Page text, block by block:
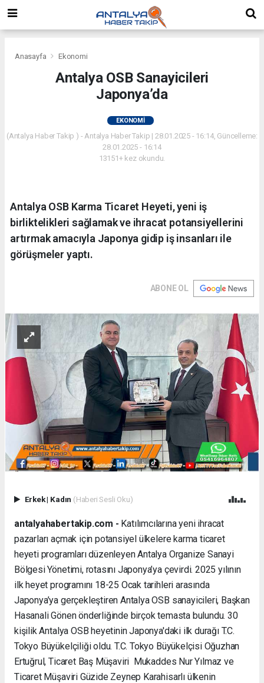
Anasayfa Ekonomi
Antalya OSB Sanayicileri
Japonya’da
EKONOMI
(Antalya Haber Takip ) - Antalya Haber Takip | 28.01.2025 - 16:14, Güncelleme:
28.01.2025 - 16:14
13151+ kez okundu.
Antalya OSB Karma Ticaret Heyeti, yeni iş
birliktelikleri sağlamak ve ihracat potansiyellerini
artırmak amacıyla Japonya gidip iş insanları ile
görüşmeler yaptı.
ABONE OL
Erkek| Kadın (Haberi Sesli Oku)
antalyahabertakip.com - Katılımcılarına yeni ihracat
pazarları açmak için potansiyel ülkelere karma ticaret
heyeti programları düzenleyen Antalya Organize Sanayi
Bölgesi Yönetimi, rotasını Japonya’ya çevirdi. 2025 yılının
ilk heyet programını 18-25 Ocak tarihleri arasında
Japonya’ya gerçekleştiren Antalya OSB sanayicileri, Başkan
Hasanali Gönen önderliğinde birçok temasta bulundu. 30
kişilik Antalya OSB heyetinin Japonya'daki ilk durağı T.C.
Tokyo Büyükelçiliği oldu. T.C. Tokyo Büyükelçisi Oğuzhan
Ertuğrul, Ticaret Baş Müşaviri Mukaddes Nur Yılmaz ve
Ticaret Müşaviri Güzide Zeynep Karahisarlı ülkenin